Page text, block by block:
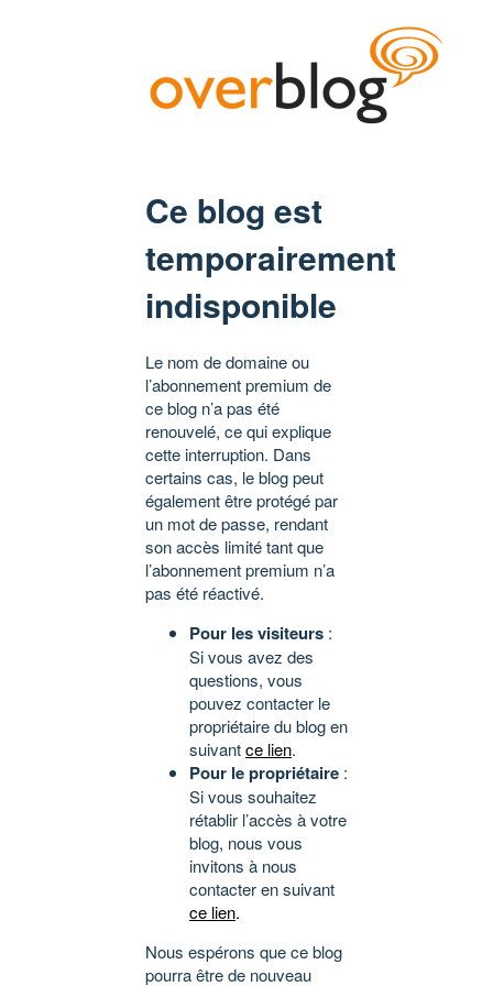
Ce blog est
temporairement
indisponible
Le nom de domaine ou
l’abonnement premium de
ce blog n’a pas été
renouvelé, ce qui explique
cette interruption. Dans
certains cas, le blog peut
également être protégé par
un mot de passe, rendant
son accès limité tant que
l’abonnement premium n’a
pas été réactivé.
Pour les visiteurs :
Si vous avez des
questions, vous
pouvez contacter le
propriétaire du blog en
suivantce lien.
Pour le propriétaire :
Si vous souhaitez
rétablir l’accès à votre
blog, nous vous
invitons à nous
contacter en suivant
ce lien.
Nous espérons que ce blog
pourra être de nouveau